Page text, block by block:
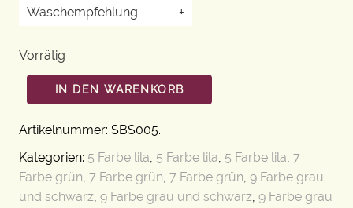
Waschempfehlung
+
Vorrätig
IN DEN WARENKORB
Artikelnummer: SBS005.
Kategorien: 5 Farbe lila, 5 Farbe lila, 5 Farbe lila, 7
Farbe grün, 7 Farbe grün, 7 Farbe grün, 9 Farbe grau
und schwarz, 9 Farbe grau und schwarz, 9 Farbe grau